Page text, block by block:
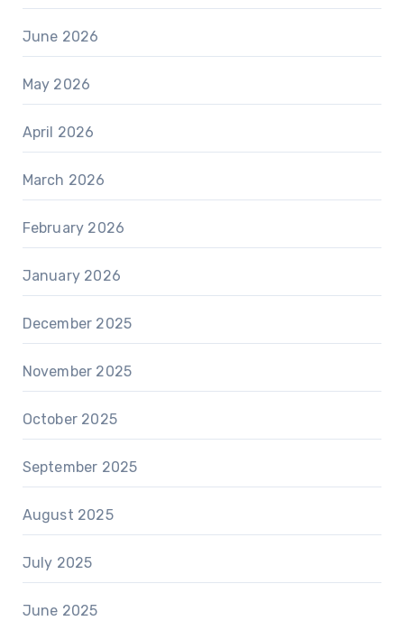
June 2026
May 2026
April 2026
March 2026
February 2026
January 2026
December 2025
November 2025
October 2025
September 2025
August 2025
July 2025
June 2025